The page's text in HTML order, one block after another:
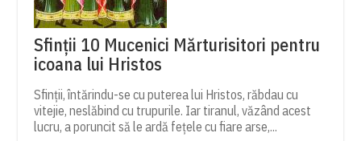
Sfinții 10 Mucenici Mărturisitori pentru
icoana lui Hristos
Sfinții, întărindu-se cu puterea lui Hristos, răbdau cu
vitejie, neslăbind cu trupurile. Iar tiranul, văzând acest
lucru, a poruncit să le ardă fețele cu fiare arse,...